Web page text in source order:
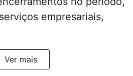
empresariais,
Ver mais